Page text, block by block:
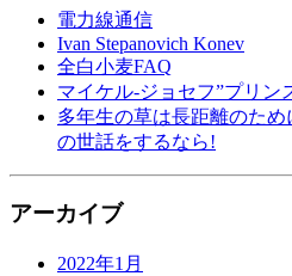
電力線通信
Ivan Stepanovich Konev
全白小麦FAQ
マイケル-ジョセフ”プリン
多年生の草は長距離のた
の世話をするなら!
アーカイブ
2022年1月